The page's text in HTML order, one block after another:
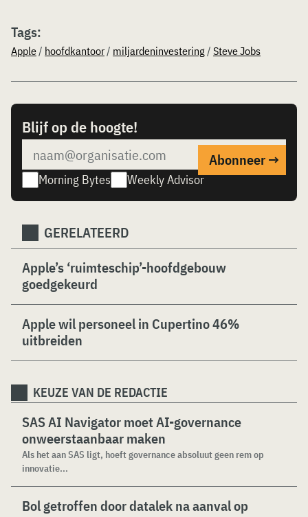
Tags:
Apple/ hoofdkantoor/ miljardeninvestering/ Steve Jobs
Blijf op de hoogte!
Morning Bytes Weekly Advisor
GERELATEERD
Apple’s ‘ruimteschip’-hoofdgebouw
goedgekeurd
Apple wil personeel in Cupertino 46%
uitbreiden
KEUZE VAN DE REDACTIE
SAS AI Navigator moet AI-governance
onweerstaanbaar maken
Als het aan SAS ligt, hoeft governance absoluut geen rem op
innovatie...
Bol getroffen door datalek na aanval op